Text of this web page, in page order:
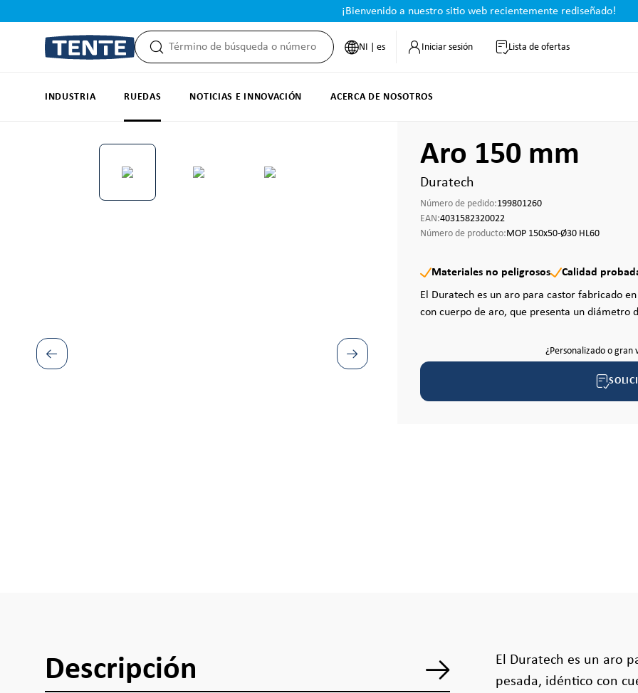
¡Bienvenido a nuestro sitio web recientemente rediseñado!
NI | es Iniciar sesión Lista de ofertas
INDUSTRIA RUEDAS NOTICIAS E INNOVACIÓN ACERCA DE NOSOTROS
Omitir galería de imágenes Aro 150 mm
Duratech
Número de pedido:199801260
EAN:4031582320022
Número de producto:MOP 150x50-Ø30 HL60
Materiales no peligrosos
Calidad
El Duratech es un aro para castor fabricado
con cuerpo de aro, que presenta un diámetro
¿Personalizado o gran
Descripción
El Duratech es un aro
pesada, idéntico con